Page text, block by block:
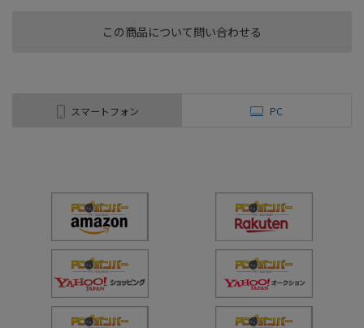
この商品について問い合わせる
スマートフォン PC